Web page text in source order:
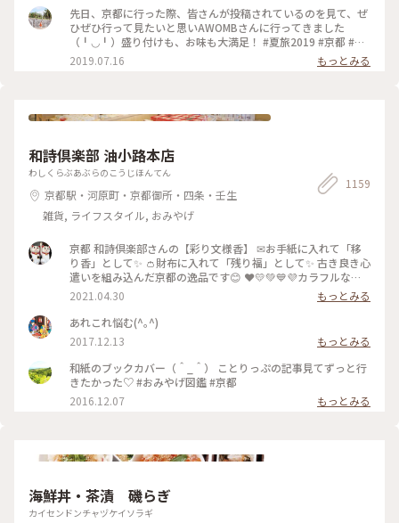
先日、京都に行った際、皆さんが投稿されているのを見て、ぜ
ひぜひ行って見たいと思いAWOMBさんに行ってきました
（╹◡╹）盛り付けも、お味も大満足！ #夏旅2019 #京都 #五
条 #AWOMB
2019.07.16 もっとみる
和詩倶楽部 油小路本店
わしくらぶあぶらのこうじほんてん
京都駅・河原町・京都御所・四条・壬生
雑貨, ライフスタイル, おみやげ
1159
京都 和詩倶楽部さんの【彩り文様香】 ✉お手紙に入れて「移
り香」として✨ 👛財布に入れて「残り福」として✨ 古き良き心
遣いを組み込んだ京都の逸品です😊 ❤️💛💚💙💜カラフルな可
愛い「京もの」 持ってるだけで幸せな気持ちになりますよ〜(*
´ᵕ`*) ❁❀✿✾🤍香りは 白檀🤍❁❀✿✾ 伝統文様の説明は写真5
枚目を見てくださいね✨ * 白檀はふくよかで優美さを兼ね備え
高貴な心打つ香りがします(*´˘`*)♡♡♡ 大好きな香りです(｡･
ω･｡)❁。🌼.*･ﾟ .ﾟ･*. * 古代より人の心を捉え 和らげてきた香
り。 お寺にいるような落ち着いた気持ちになります😌 * 今日
で4月も最終日。 過ぎ行く春を名残惜しみ 桜のお香をたきまし
た･:*:･(*´ｴ｀*)･:*:･ 🌸桜だけど 白檀の香りです😆 🐱にゃんこ
のお香立てを見せたかったの〜😜 * 我慢がまんの連休ですが
ども教えていただきました〜😍 Webショップでも買えます
⤵︎ ︎下のスポットから ことりっぷさんの記事がご覧になれます
よ😊 * #花を愉しむ #ことりっぷ京都 #京都 #和紙 #彩り文様香
#包み香 #和詩倶楽部 #わしくらぶ #お土産 #おみやげ #おみや
2021.04.30
もっとみる
あれこれ悩む(^｡^)
2017.12.13
もっとみる
和紙のブックカバー（＾_＾） ことりっぷの記事見てずっと行
きたかった♡ #おみやげ図鑑 #京都
2016.12.07
もっとみる
海鮮丼・茶漬 磯らぎ
カイセンドンチャヅケイソラギ